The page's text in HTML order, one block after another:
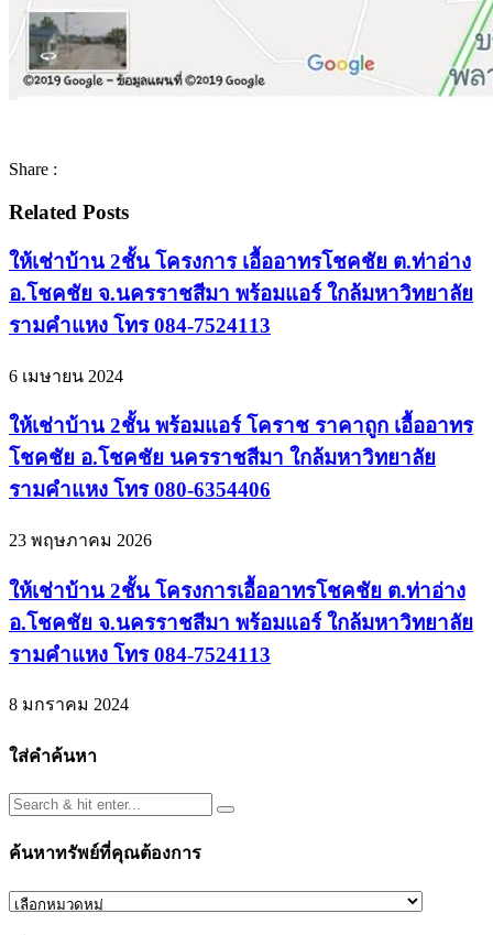
Share :
Related Posts
ให้เช่าบ้าน 2ชั้น โครงการ เอื้ออาทรโชคชัย ต.ท่าอ่าง
อ.โชคชัย จ.นครราชสีมา พร้อมแอร์ ใกล้มหาวิทยาลัย
รามคำแหง โทร 084-7524113
6 เมษายน 2024
ให้เช่าบ้าน 2ชั้น พร้อมแอร์ โคราช ราคาถูก เอื้ออาทร
โชคชัย อ.โชคชัย นครราชสีมา ใกล้มหาวิทยาลัย
รามคำแหง โทร 080-6354406
23 พฤษภาคม 2026
ให้เช่าบ้าน 2ชั้น โครงการเอื้ออาทรโชคชัย ต.ท่าอ่าง
อ.โชคชัย จ.นครราชสีมา พร้อมแอร์ ใกล้มหาวิทยาลัย
รามคำแหง โทร 084-7524113
8 มกราคม 2024
ใส่คำค้นหา
ค้นหาทรัพย์ที่คุณต้องการ
ค้นหา